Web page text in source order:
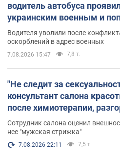
водитель автобуса
украинским военным и
Водителя уволили после
оскорблений в адрес военных
7.08.2026 15:47 7,8 т.
"Не следит за
консультант салона
после химиотерапии,
Сотрудник салона оценил
нее "мужская стрижка"
7.08.2026 22:11 7,5 т.